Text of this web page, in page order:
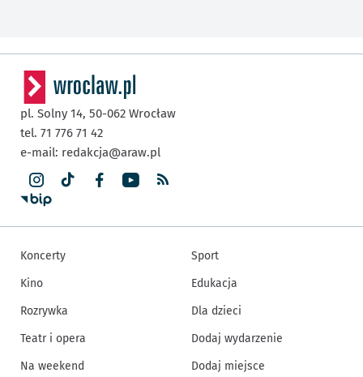
pl. Solny 14, 50-062 Wrocław
tel. 71 776 71 42
e-mail: redakcja@araw.pl
Koncerty
Kino
Rozrywka
Teatr i opera
Na weekend
Sport
Edukacja
Dla dzieci
Dodaj wydarzenie
Dodaj miejsce